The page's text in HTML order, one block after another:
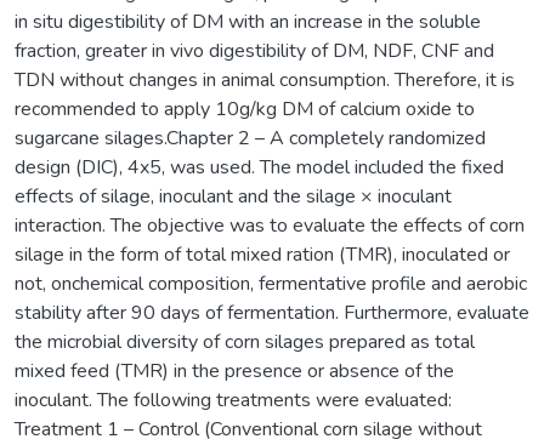
in situ digestibility of DM with an increase in the soluble
fraction, greater in vivo digestibility of DM, NDF, CNF and
TDN without changes in animal consumption. Therefore, it is
recommended to apply 10g/kg DM of calcium oxide to
sugarcane silages.Chapter 2 – A completely randomized
design (DIC), 4x5, was used. The model included the fixed
effects of silage, inoculant and the silage × inoculant
interaction. The objective was to evaluate the effects of corn
silage in the form of total mixed ration (TMR), inoculated or
not, onchemical composition, fermentative profile and aerobic
stability after 90 days of fermentation. Furthermore, evaluate
the microbial diversity of corn silages prepared as total
mixed feed (TMR) in the presence or absence of the
inoculant. The following treatments were evaluated:
Treatment 1 – Control (Conventional corn silage without